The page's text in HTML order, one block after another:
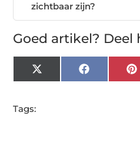
zichtbaar zijn?
Goed artikel? Deel
X
(Twitter)
Facebook
Tags: